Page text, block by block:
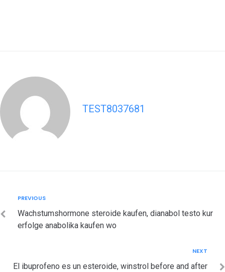
TEST8037681
navigation
Previous
PREVIOUS
Wachstumshormone steroide kaufen, dianabol testo kur
erfolge anabolika kaufen wo
NEXT
El ibuprofeno es un esteroide, winstrol before and after